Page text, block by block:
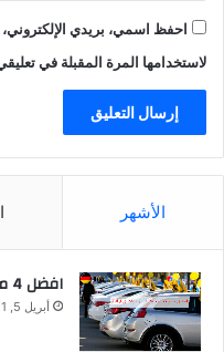
احفظ اسمي، بريدي
لاستخدامها المرة المقبلة في
الأشهر
افضل 4 مواقع لبيع وشراء السيارات في ألمانيا
أبريل 5, 2021